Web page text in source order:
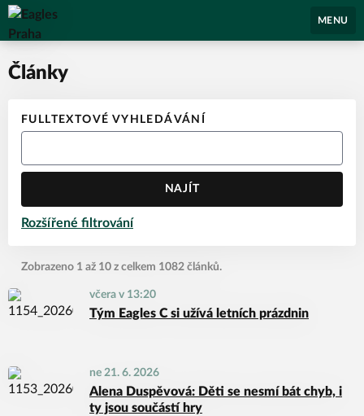
Eagles Praha
MENU
Články
FULLTEXTOVÉ VYHLEDÁVÁNÍ
NAJÍT
Rozšířené filtrování
Zobrazeno 1 až 10 z celkem 1082 článků.
včera v 13:20
Tým Eagles C si užívá letních prázdnin
ne 21. 6. 2026
Alena Duspěvová: Děti se nesmí bát chyb, i
ty jsou součástí hry